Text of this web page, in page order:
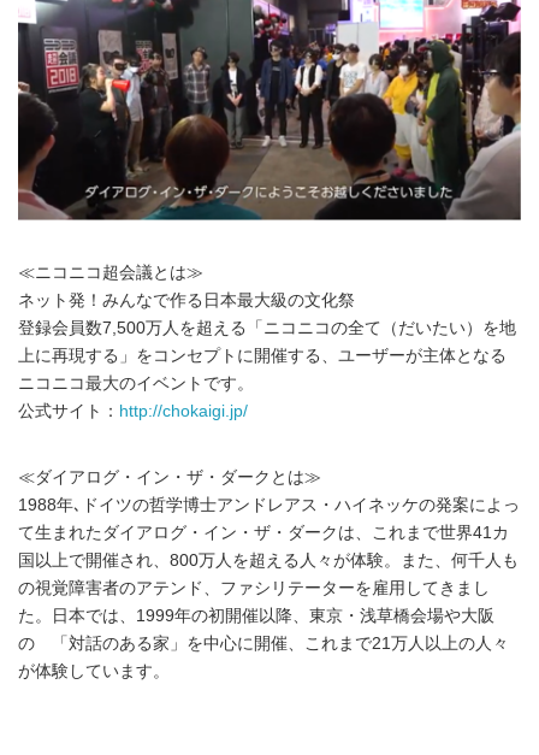
≪ニコニコ超会議とは≫
ネット発！みんなで作る日本最大級の文化祭
登録会員数7,500万人を超える「ニコニコの全て（だいたい）を地
上に再現する」をコンセプトに開催する、ユーザーが主体となる
ニコニコ最大のイベントです。
公式サイト： http://chokaigi.jp/
≪ダイアログ・イン・ザ・ダークとは≫
1988年､ドイツの哲学博士アンドレアス・ハイネッケの発案によっ
て生まれたダイアログ・イン・ザ・ダークは、これまで世界41カ
国以上で開催され、800万人を超える人々が体験。また、何千人も
の視覚障害者のアテンド、ファシリテーターを雇用してきまし
た。日本では、1999年の初開催以降、東京・浅草橋会場や大阪
の 「対話のある家」を中心に開催、これまで21万人以上の人々
が体験しています。